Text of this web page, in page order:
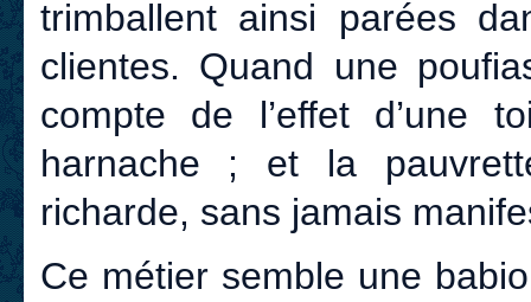
trimballent ainsi parées
clientes. Quand une
compte de l’effet d’une
harnache ; et la
richarde, sans jamais
Ce métier semble une